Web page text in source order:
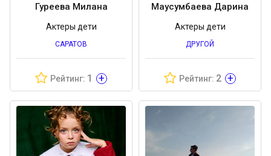
Гуреева Милана
Актеры дети
САРАТОВ
Рейтинг: 1 +
Маусумбаева Дарина
Актеры дети
ДРУГОЙ
Рейтинг: 2 +